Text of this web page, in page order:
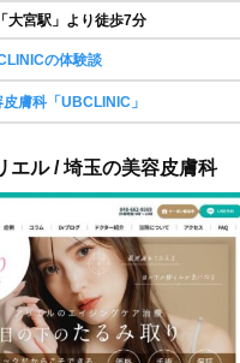
大宮駅」より徒歩7分
の体験談
膚科「UBCLINIC」
エル / 埼玉の美容皮膚科